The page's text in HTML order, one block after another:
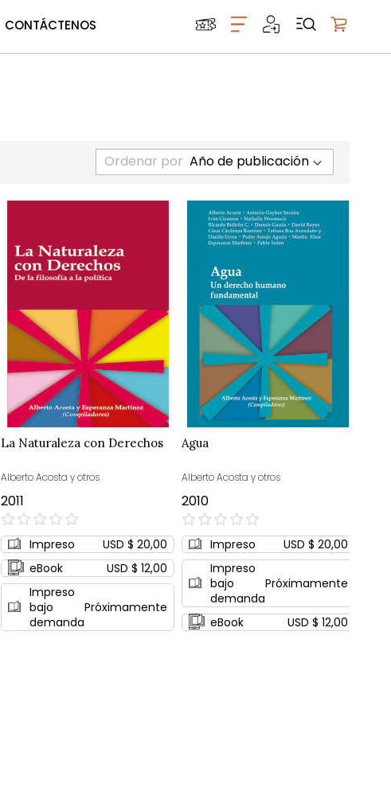
CONTÁCTENOS
Ordenar por
La Naturaleza con Derechos
Alberto Acosta y otros
2011
0%
Impreso
USD $ 20,00
eBook
USD $ 12,00
Impreso
bajo
demanda
Próximamente
Agua
Alberto Acosta y otros
2010
0%
Impreso
USD $ 20,00
Impreso
bajo
demanda
Próximamente
eBook USD $ 12,00